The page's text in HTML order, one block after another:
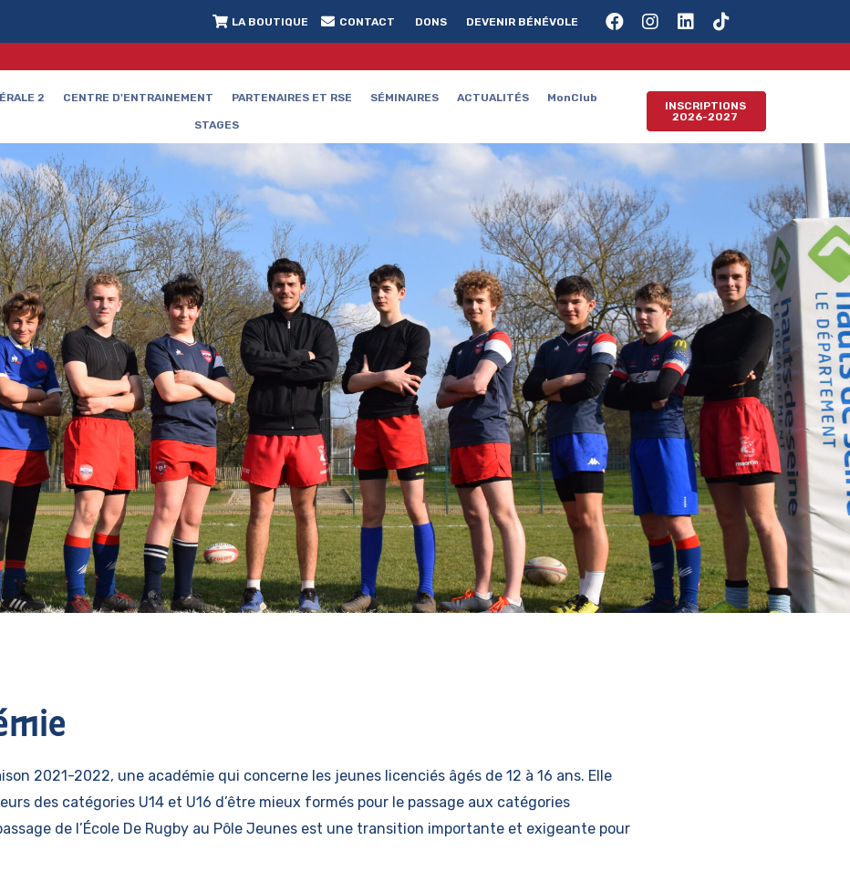
LA BOUTIQUE CONTACT DONS DEVENIR BÉNÉVOLE
2 CENTRE D'ENTRAINEMENT PARTENAIRES ET RSE SÉMINAIRES ACTUALITÉS MonClub
STAGES
INSCRIPTIONS
2026-2027
2021-2022, une académie qui concerne les jeunes licenciés âgés de 12 à 16 ans. Elle
des catégories U14 et U16 d’être mieux formés pour le passage aux catégories
de l’École De Rugby au Pôle Jeunes est une transition importante et exigeante pour